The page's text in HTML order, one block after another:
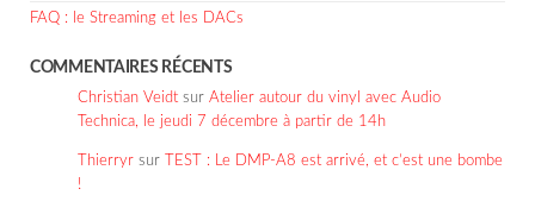
FAQ : le Streaming et les DACs
COMMENTAIRES RÉCENTS
Christian Veidt sur Atelier autour du vinyl avec Audio
Technica, le jeudi 7 décembre à partir de 14h
Thierryr sur
TEST : Le DMP-A8 est arrivé, et c’est une bombe
!